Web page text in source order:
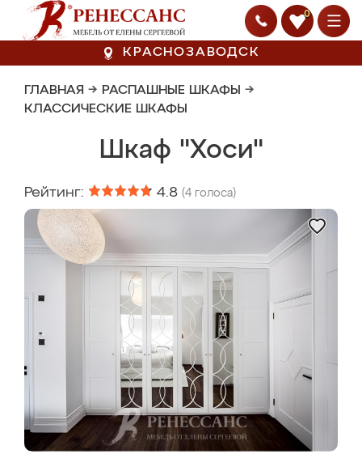
0
КРАСНОЗАВОДСК
ГЛАВНАЯ → РАСПАШНЫЕ ШКАФЫ →
КЛАССИЧЕСКИЕ ШКАФЫ
Шкаф "Хоси"
Рейтинг: 4.8 (4 голоса)